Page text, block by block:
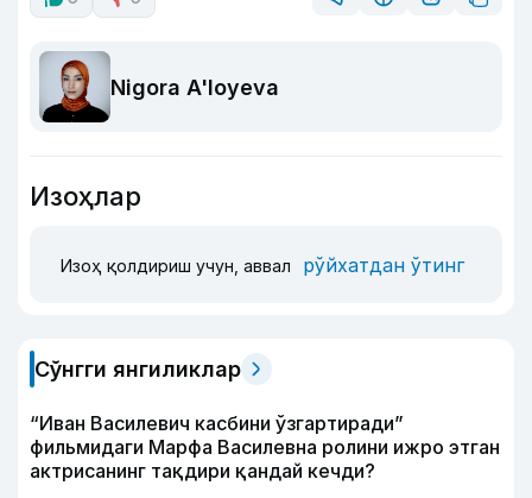
Nigora A'loyeva
Изоҳлар
Изоҳ қолдириш учун, аввал рўйхатдан ўтинг
Сўнгги янгиликлар
“Иван Василевич касбини ўзгартиради”
фильмидаги Марфа Василевна ролини ижро этган
актрисанинг тақдири қандай кечди?